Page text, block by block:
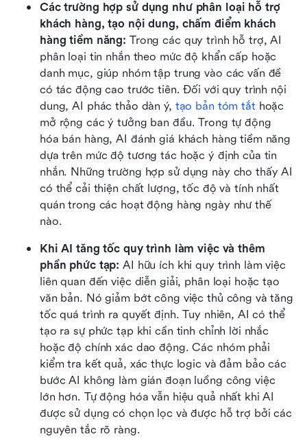
Các trường hợp sử dụng như phân loại hỗ trợ
khách hàng, tạo nội dung, chấm điểm khách
hàng tiềm năng: Trong các quy trình hỗ trợ, AI
phân loại tin nhắn theo mức độ khẩn cấp hoặc
danh mục, giúp nhóm tập trung vào các vấn đề
có tác động cao trước tiên. Đối với quy trình nội
dung, AI phác thảo dàn ý, tạo bản tóm tắt hoặc
mở rộng các ý tưởng ban đầu. Trong tự động
hóa bán hàng, AI đánh giá khách hàng tiềm năng
dựa trên mức độ tương tác hoặc ý định của tin
nhắn. Những trường hợp sử dụng này cho thấy AI
có thể cải thiện chất lượng, tốc độ và tính nhất
quán trong các hoạt động hàng ngày như thế
nào.
Khi AI tăng tốc quy trình làm việc và thêm
phần phức tạp: AI hữu ích khi quy trình làm việc
liên quan đến việc diễn giải, phân loại hoặc tạo
văn bản. Nó giảm bớt công việc thủ công và tăng
tốc quá trình ra quyết định. Tuy nhiên, AI có thể
tạo ra sự phức tạp khi cần tinh chỉnh lời nhắc
hoặc độ chính xác dao động. Các nhóm phải
kiểm tra kết quả, xác thực logic và đảm bảo các
bước AI không làm gián đoạn luồng công việc
lớn hơn. Tự động hóa vẫn hiệu quả nhất khi AI
được sử dụng có chọn lọc và được hỗ trợ bởi các
nguyên tắc rõ ràng.